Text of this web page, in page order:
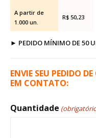
A partir de
1.000 un.
R$ 50,23
► PEDIDO MÍNIMO DE 50
ENVIE SEU PEDIDO
EM CONTATO:
Quantidade